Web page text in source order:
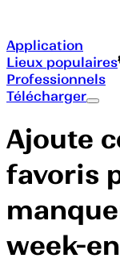
Application
Lieux populaires
Professionnels
Télécharger
Ajoute
favoris
week-